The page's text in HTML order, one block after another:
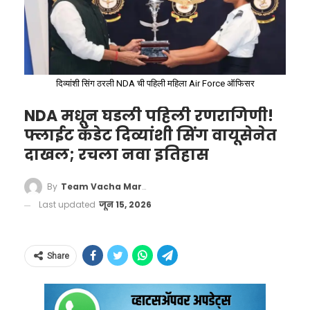
‘वाचा मराठी’चा व्हॉट्सअप ग्रुप जॉईन करण्यासाठी येथे
क्लिक करा!
क्लिक करा!
‘वाचा मराठी’चा व्हॉट्सअप ग्रुप-2 जॉईन करण्यासाठी येथे
Govt Tightens Cough Syrup
Rules, Prescription Needed for
More
दिव्यांशी सिंग ठरली NDA ची पहिली महिला Air Force ऑफिसर
NDA मधून घडली पहिली रणरागिणी!
फ्लाईट कॅडेट दिव्यांशी सिंग वायूसेनेत
दाखल; रचला नवा इतिहास
By Team Vacha Marathi
Last updated जून 15, 2026
Share